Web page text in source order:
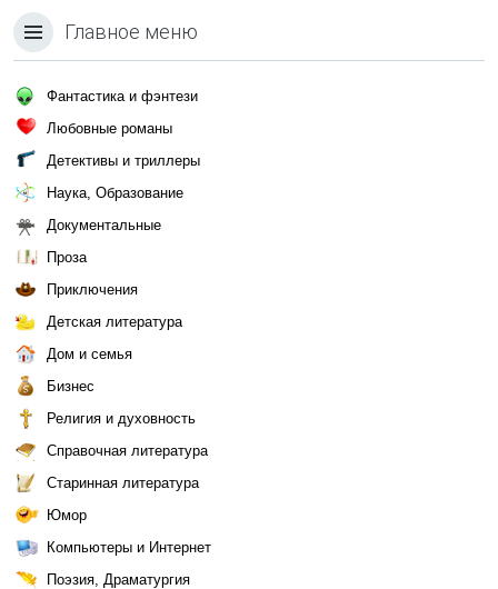
Главное меню
Фантастика и фэнтези
Любовные романы
Детективы и триллеры
Наука, Образование
Документальные
Проза
Приключения
Детская литература
Дом и семья
Бизнес
Религия и духовность
Справочная литература
Старинная литература
Юмор
Компьютеры и Интернет
Поэзия, Драматургия